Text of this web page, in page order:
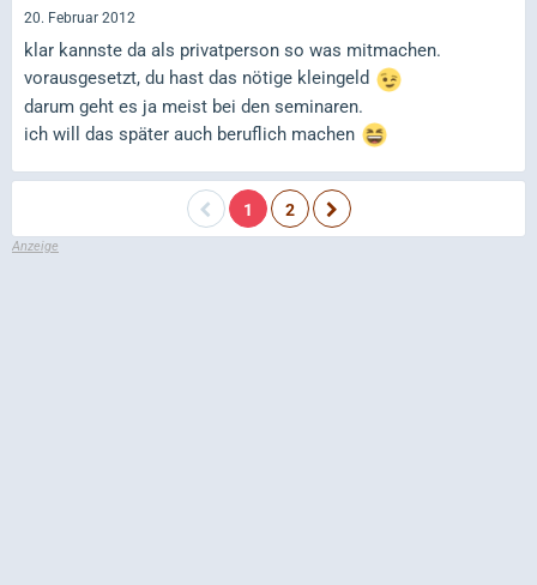
20. Februar 2012
klar kannste da als privatperson so was mitmachen.
vorausgesetzt, du hast das nötige kleingeld
darum geht es ja meist bei den seminaren.
ich will das später auch beruflich machen
1 2